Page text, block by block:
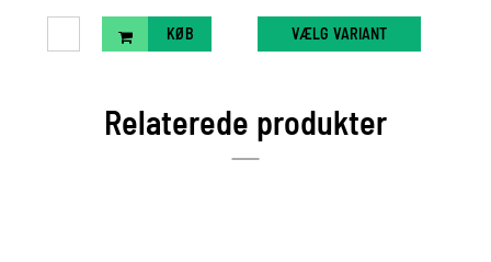
KØB VÆLG VARIANT
Relaterede produkter